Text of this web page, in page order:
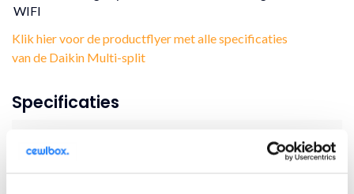
WIFI
Klik hier voor de productflyer met alle specificaties
van de Daikin Multi-split
Specificaties
Artikelnummer
4MXM68A+ FTXM35A